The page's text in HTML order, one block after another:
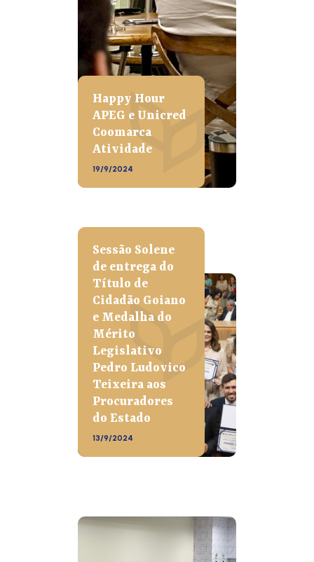
Happy Hour
APEG e Unicred
Coomarca
Atividade
19/9/2024
Sessão Solene
de entrega do
Título de
Cidadão Goiano
e Medalha do
Mérito
Legislativo
Pedro Ludovico
Teixeira aos
Procuradores
do Estado
13/9/2024